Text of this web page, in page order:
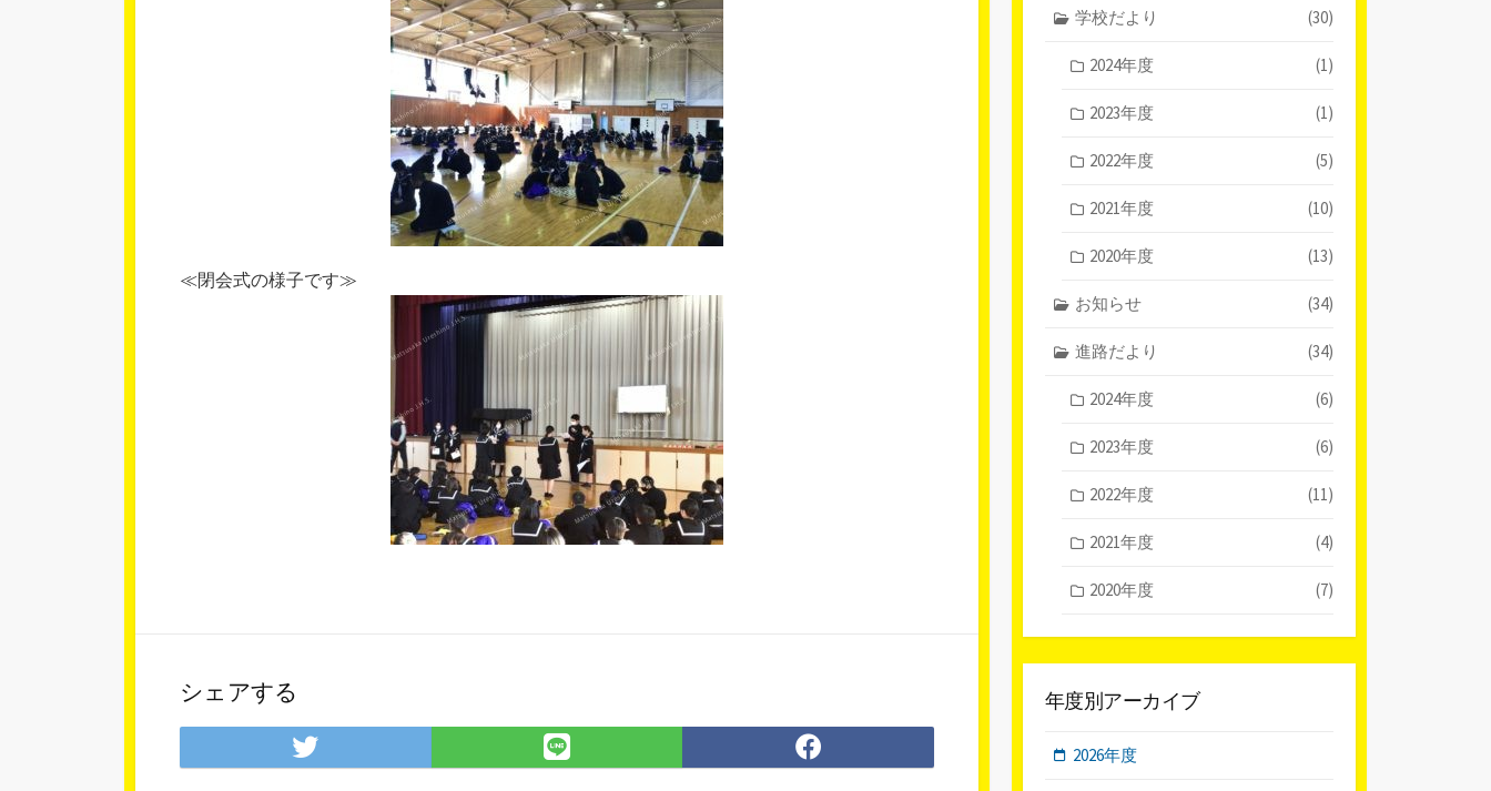
≪閉会式の様子です≫
シェアする
Twitter
で
LINE
で
Facebook
で
学校だより (30)
2024年度 (1)
2023年度 (1)
2022年度 (5)
2021年度 (10)
2020年度 (13)
お知らせ (34)
進路だより (34)
2024年度 (6)
2023年度 (6)
2022年度 (11)
2021年度 (4)
2020年度 (7)
年度別アーカイブ
2026年度